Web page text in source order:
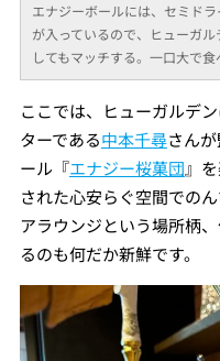
エナジーボールには、セミド
が入っているので、ヒューガ
してもマッチする。一口大で
ここでは、ヒューガルデ
ターである中本千尋さん
ール『エナジー桜菓団』
された心安らぐ空間での
アラウンジという場所柄
るのも何だか新鮮です。